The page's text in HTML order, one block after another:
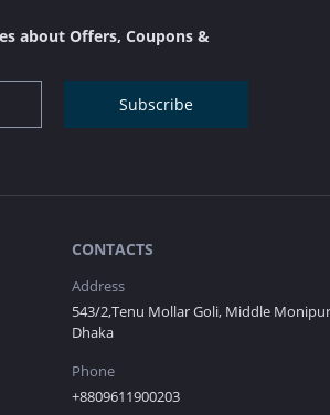
about Offers, Coupons &
Subscribe
CONTACTS
Address
543/2,Tenu Mollar Goli, Middle
Dhaka
Phone
+8809611900203